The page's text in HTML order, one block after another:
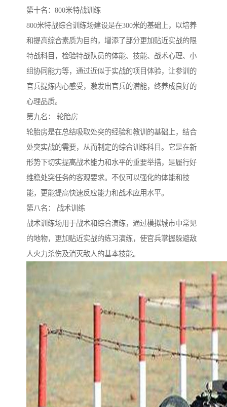
第十名：800米特战训练
800米特战综合训练场建设是在300米的基础上，以培养
和提高综合素质为目的，增添了部分更加贴近实战的限
特战科目，检验特战队员的体能、技能、战术心理、小
组协同能力等，通过近似于实战的项目体验，让参训的
官兵提炼内心感受，激发出官兵的潜能，终养成良好的
心理品质。
第九名： 轮胎房
轮胎房是在总结吸取处突的经验和教训的基础上，结合
处突实战的需要，从而制定的综合训练科目。它是在新
形势下切实提高战术能力和水平的重要举措，是履行好
维稳处突任务的客观要求。不仅可以强化的体能和技
能，更能提高快速反应能力和战术应用水平。
第八名： 战术训练
战术训练场用于战术和综合演练，通过模拟城市中常见
的地物，更加贴近实战的练习演练，使官兵掌握躲避敌
人火力杀伤及消灭敌人的基本技能。